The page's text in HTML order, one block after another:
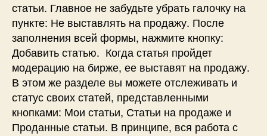
статьи. Главное не забудьте убрать галочку на
пункте: Не выставлять на продажу. После
заполнения всей формы, нажмите кнопку:
Добавить статью. Когда статья пройдет
модерацию на бирже, ее выставят на продажу.
В этом же разделе вы можете отслеживать и
статус своих статей, представленными
кнопками: Мои статьи, Статьи на продаже и
Проданные статьи. В принципе, вся работа с